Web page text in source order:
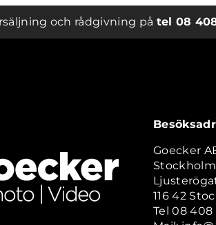
och rådgivning på tel 08
Goecker
Stockholm
116 42
Tel 08 408